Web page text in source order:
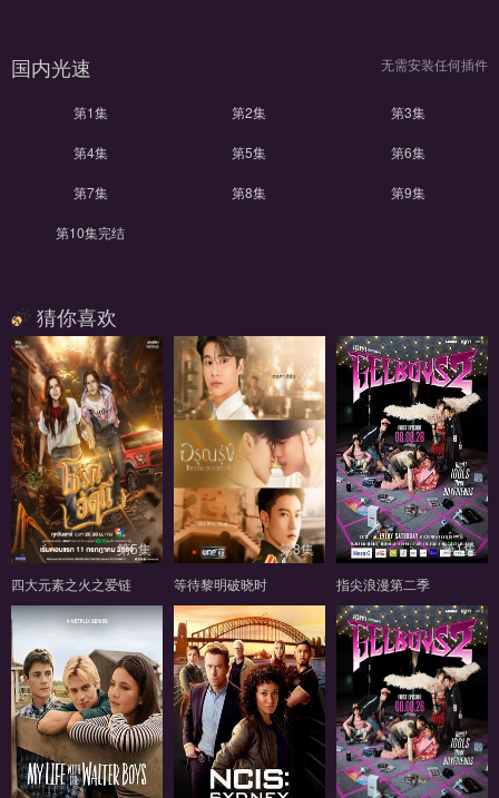
无需安装任何插件
国内光速
第1集 第2集 第3集
第4集 第5集 第6集
第7集 第8集 第9集
第10集完结
猜你喜欢
第5集
四大元素之火之爱链
第8集
等待黎明破晓时
第1集
指尖浪漫第二季